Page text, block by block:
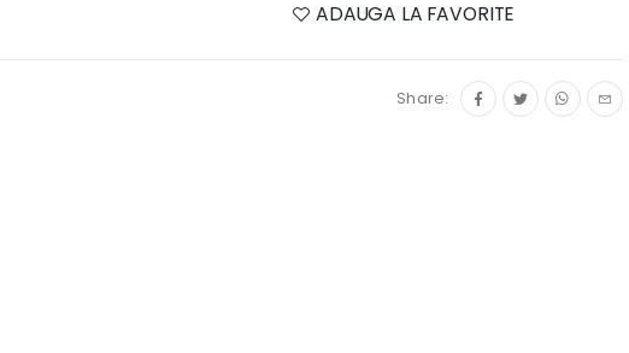
ADAUGA LA FAVORITE
Share: